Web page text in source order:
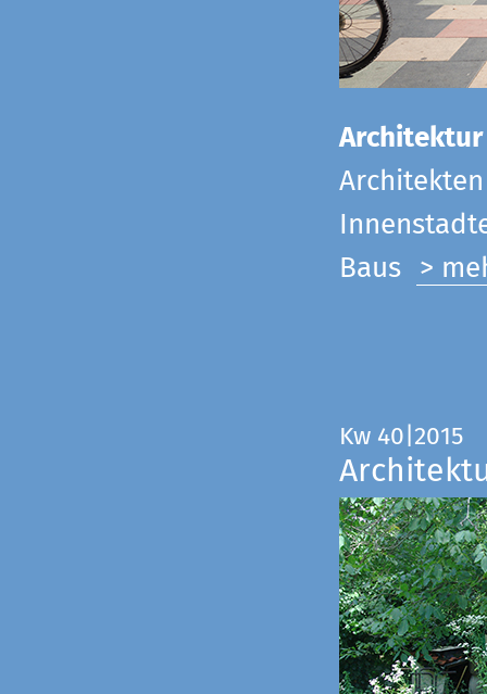
Baus
>
Kw 40|2015